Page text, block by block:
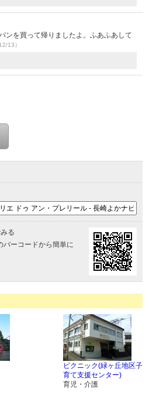
ンを買って帰りましたよ。ふあふあして
13）
る
バーコードから簡単に
ピクニック(緑ヶ丘地区子
育て支援センター)
育児・介護